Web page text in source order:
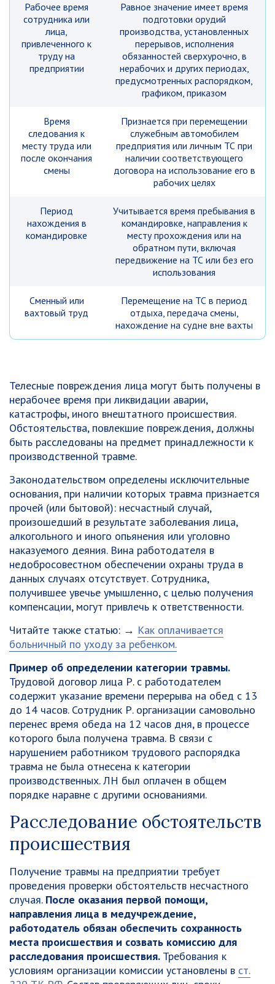
Рабочее время
сотрудника или
лица,
привлеченного к
труду на
предприятии
Равное значение имеет время
подготовки орудий
производства, установленных
перерывов, исполнения
обязанностей сверхурочно, в
нерабочих и других периодах,
предусмотренных распорядком,
графиком, приказом
Время
следования к
месту труда или
после окончания
смены
Признается при перемещении
служебным автомобилем
предприятия или личным ТС при
наличии соответствующего
договора на использование его в
рабочих целях
Период
нахождения в
командировке
Учитывается время пребывания в
командировке, направления к
месту прохождения или на
обратном пути, включая
передвижение на ТС или без его
использования
Сменный или
вахтовый труд
Перемещение на ТС в период
отдыха, передача смены,
нахождение на судне вне вахты
Телесные повреждения лица могут быть получены в
нерабочее время при ликвидации аварии,
катастрофы, иного внештатного происшествия.
Обстоятельства, повлекшие повреждения, должны
быть расследованы на предмет принадлежности к
производственной травме.
Законодательством определены исключительные
основания, при наличии которых травма признается
прочей (или бытовой): несчастный случай,
произошедший в результате заболевания лица,
алкогольного и иного опьянения или уголовно
наказуемого деяния. Вина работодателя в
недобросовестном обеспечении охраны труда в
данных случаях отсутствует. Сотрудника,
получившее увечье умышленно, с целью получения
компенсации, могут привлечь к ответственности.
Читайте также статью: → Как оплачивается
больничный по уходу за ребенком.
Пример об определении категории травмы.
Трудовой договор лица Р. с работодателем
содержит указание времени перерыва на обед с 13
до 14 часов. Сотрудник Р. организации самовольно
перенес время обеда на 12 часов дня, в процессе
которого была получена травма. В связи с
нарушением работником трудового распорядка
травма не была отнесена к категории
производственных. ЛН был оплачен в общем
порядке наравне с другими основаниями.
Расследование обстоятельств
происшествия
Получение травмы на предприятии требует
проведения проверки обстоятельств несчастного
случая. После оказания первой помощи,
направления лица в медучреждение,
работодатель обязан обеспечить сохранность
места происшествия и созвать комиссию для
расследования происшествия. Требования к
условиям организации комиссии установлены в ст.